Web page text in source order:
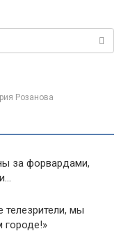
Розанова
за форвардами,
мы
городе!»